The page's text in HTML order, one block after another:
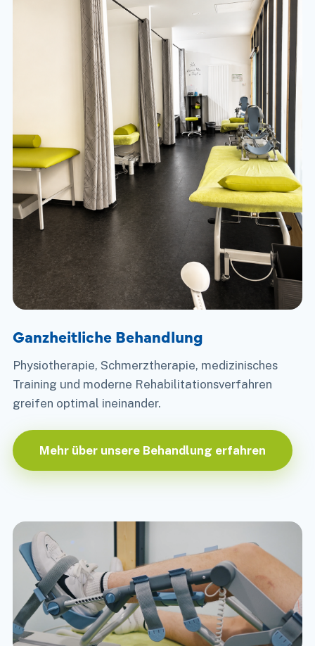
Ganzheitliche Behandlung
Physiotherapie, Schmerztherapie, medizinisches
Training und moderne Rehabilitationsverfahren
greifen optimal ineinander.
Mehr über unsere Behandlung erfahren